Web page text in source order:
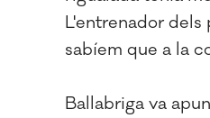
L'entrenador
sabíem que a la
Ballabriga va